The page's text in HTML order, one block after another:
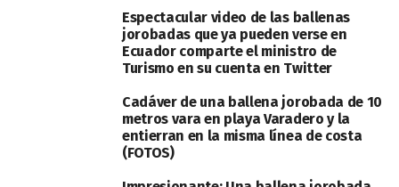
Espectacular video de las ballenas
jorobadas que ya pueden verse en
Ecuador comparte el ministro de
Turismo en su cuenta en Twitter
Cadáver de una ballena jorobada de 10
metros vara en playa Varadero y la
entierran en la misma línea de costa
(FOTOS)